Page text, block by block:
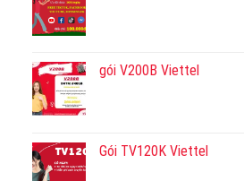
gói V200B Viettel
Gói TV120K Viettel